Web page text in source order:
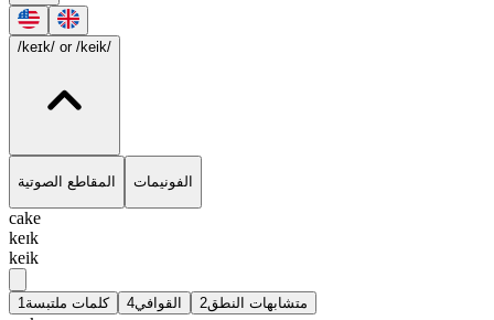
/keɪk/ or /keik/
المقاطع الصوتية الفونيمات
cake
keɪk
keik
كلمات ملتبسة 1 القوافي4 متشابهات النطق2